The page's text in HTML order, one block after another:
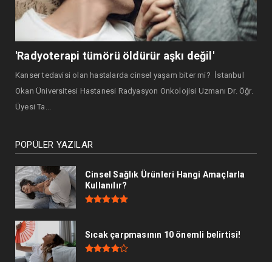
'Radyoterapi tümörü öldürür aşkı değil'
Kanser tedavisi olan hastalarda cinsel yaşam biter mi? İstanbul
Okan Üniversitesi Hastanesi Radyasyon Onkolojisi Uzmanı Dr. Öğr.
Üyesi Ta...
POPÜLER YAZILAR
Cinsel Sağlık Ürünleri Hangi Amaçlarla
Kullanılır?
Sıcak çarpmasının 10 önemli belirtisi!